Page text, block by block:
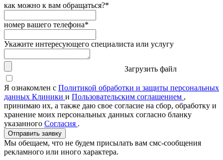
как можно к вам обращаться?*
номер вашего телефона*
Укажите интересующего специалиста или услугу
Загрузить файл
Я ознакомлен с Политикой обработки и защиты персональных
данных Клиники и Пользовательским соглашением ,
принимаю их, а также даю свое согласие на сбор, обработку и
хранение моих персональных данных согласно бланку
указанного Согласия .
Отправить заявку
Мы обещаем, что не будем присылать вам смс-сообщения
рекламного или иного характера.